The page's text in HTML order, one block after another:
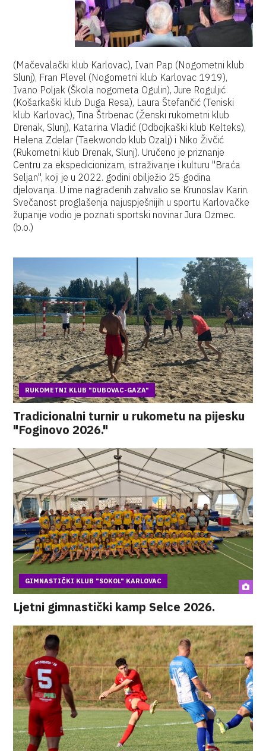
(Mačevalački klub Karlovac), Ivan Pap (Nogometni klub
Slunj), Fran Plevel (Nogometni klub Karlovac 1919),
Ivano Poljak (Škola nogometa Ogulin), Jure Roguljić
(Košarkaški klub Duga Resa), Laura Štefančić (Teniski
klub Karlovac), Tina Štrbenac (Ženski rukometni klub
Drenak, Slunj), Katarina Vladić (Odbojkaški klub Kelteks),
Helena Zdelar (Taekwondo klub Ozalj) i Niko Živčić
(Rukometni klub Drenak, Slunj). Uručeno je priznanje
Centru za ekspedicionizam, istraživanje i kulturu "Braća
Seljan", koji je u 2022. godini obilježio 25 godina
djelovanja. U ime nagrađenih zahvalio se Krunoslav Karin.
Svečanost proglašenja najuspješnijih u sportu Karlovačke
županije vodio je poznati sportski novinar Jura Ozmec.
(b.o.)
RUKOMETNI KLUB "DUBOVAC-GAZA"
Tradicionalni turnir u rukometu na pijesku
"Foginovo 2026."
GIMNASTIČKI KLUB "SOKOL" KARLOVAC
Ljetni gimnastički kamp Selce 2026.